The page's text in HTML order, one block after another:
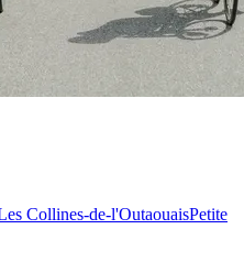
Collines-de-l'OutaouaisPetite